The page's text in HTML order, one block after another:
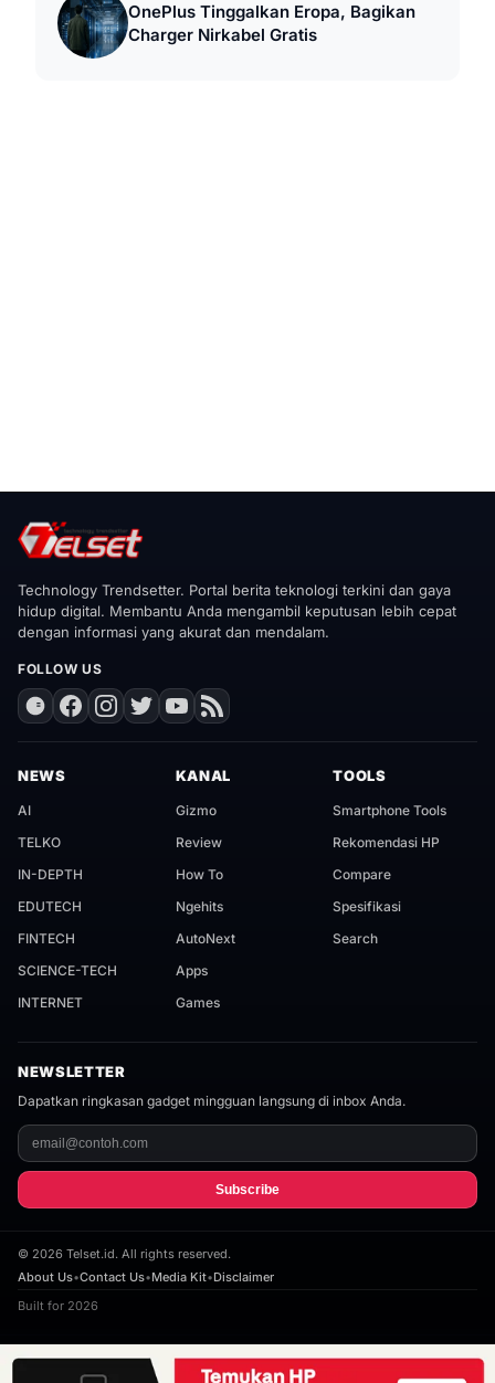
OnePlus Tinggalkan Eropa, Bagikan
Charger Nirkabel Gratis
Technology Trendsetter. Portal berita teknologi terkini dan gaya
hidup digital. Membantu Anda mengambil keputusan lebih cepat
dengan informasi yang akurat dan mendalam.
FOLLOW US
NEWS
AI
TELKO
IN-DEPTH
EDUTECH
FINTECH
SCIENCE-TECH
INTERNET
KANAL
Gizmo
Review
How To
Ngehits
AutoNext
Apps
Games
TOOLS
Smartphone Tools
Rekomendasi HP
Compare
Spesifikasi
Search
NEWSLETTER
Dapatkan ringkasan gadget mingguan langsung di inbox Anda.
Subscribe
© 2026 Telset.id. All rights reserved.
About Us•Contact Us•Media Kit•Disclaimer
Built for 2026